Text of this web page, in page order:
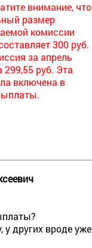
внимание, что
размер
комиссии
300 руб.
за апрель
299,55 руб. Эта
включена в
у других вроде уже